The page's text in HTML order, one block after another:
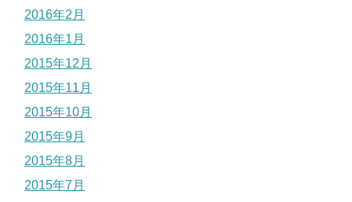
2016年2月
2016年1月
2015年12月
2015年11月
2015年10月
2015年9月
2015年8月
2015年7月